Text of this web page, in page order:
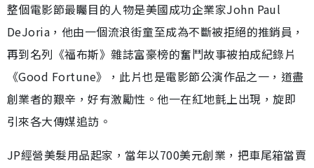
整個電影節最矚目的人物是美國成功企業家John Paul
DeJoria，他由一個流浪街童至成為不斷被拒絕的推銷員，
再到名列《福布斯》雜誌富豪榜的奮鬥故事被拍成紀錄片
《Good Fortune》，此片也是電影節公演作品之一，道盡
創業者的艱辛，好有激勵性。他一在紅地氈上出現，旋即
引來各大傳媒追訪。
JP經營美髮用品起家，當年以700美元創業，把車尾箱當賣